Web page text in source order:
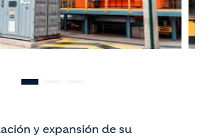
y expansión de su